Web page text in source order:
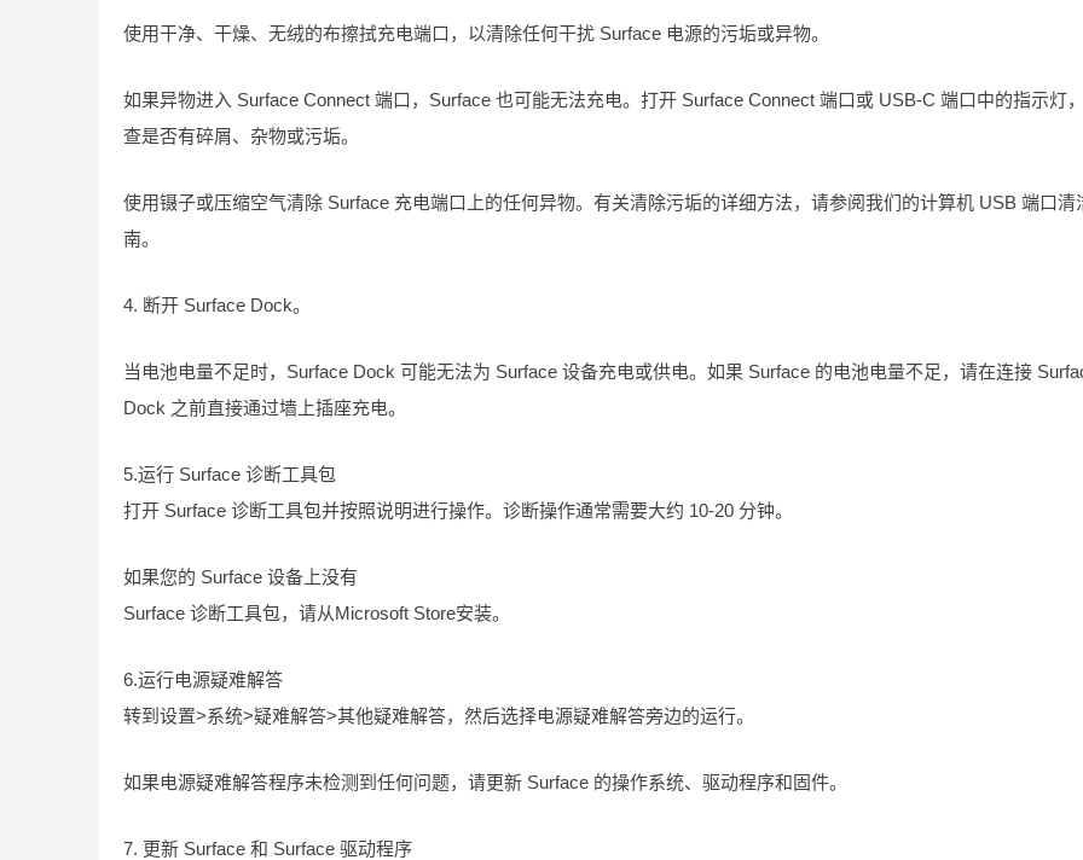
使用干净、干燥、无绒的布擦拭充电端口，以清除任何干扰 Surface 电源的污垢或异物。
如果异物进入 Surface Connect 端口，Surface 也可能无法充电。打开 Surface Connect 端口或 USB-C 端口中的指示灯
查是否有碎屑、杂物或污垢。
使用镊子或压缩空气清除 Surface 充电端口上的任何异物。有关清除污垢的详细方法，请参阅我们的计算机 USB 端口清
南。
4. 断开 Surface Dock。
当电池电量不足时，Surface Dock 可能无法为 Surface 设备充电或供电。如果 Surface 的电池电量不足，请在连接
Dock 之前直接通过墙上插座充电。
5.运行 Surface 诊断工具包
打开 Surface 诊断工具包并按照说明进行操作。诊断操作通常需要大约 10-20 分钟。
如果您的 Surface 设备上没有
Surface 诊断工具包，请从Microsoft Store安装。
6.运行电源疑难解答
转到设置>系统>疑难解答>其他疑难解答，然后选择电源疑难解答旁边的运行。
如果电源疑难解答程序未检测到任何问题，请更新 Surface 的操作系统、驱动程序和固件。
7. 更新 Surface 和 Surface 驱动程序